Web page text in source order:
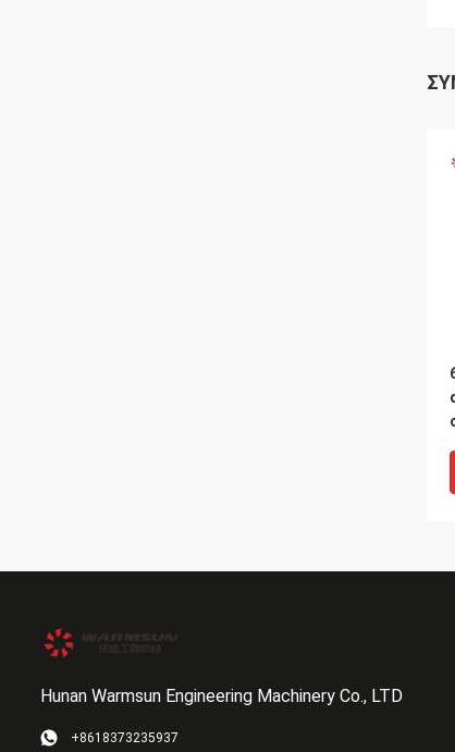
Hunan Warmsun Engineering Machinery Co., LTD
+8618373235937